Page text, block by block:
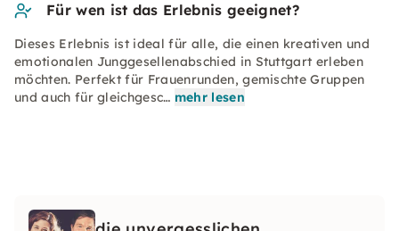
Für wen ist das Erlebnis geeignet?
Dieses Erlebnis ist ideal für alle, die einen kreativen und
emotionalen Junggesellenabschied in Stuttgart erleben
möchten. Perfekt für Frauenrunden, gemischte Gruppen
und auch für gleichgesc… mehr lesen